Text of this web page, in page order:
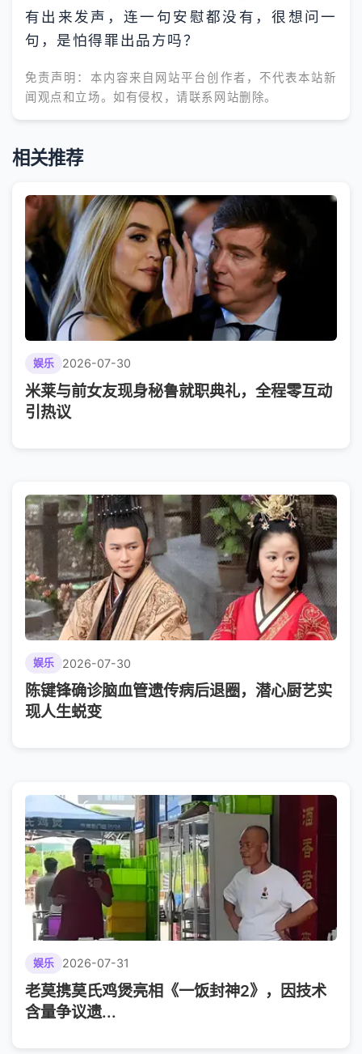
有出来发声，连一句安慰都没有，很想问一
句，是怕得罪出品方吗？
免责声明：本内容来自网站平台创作者，不代表本站新
闻观点和立场。如有侵权，请联系网站删除。
相关推荐
娱乐 2026-07-30
米莱与前女友现身秘鲁就职典礼，全程零互动
引热议
娱乐 2026-07-30
陈键锋确诊脑血管遗传病后退圈，潜心厨艺实
现人生蜕变
娱乐 2026-07-31
老莫携莫氏鸡煲亮相《一饭封神2》，因技术
含量争议遗...